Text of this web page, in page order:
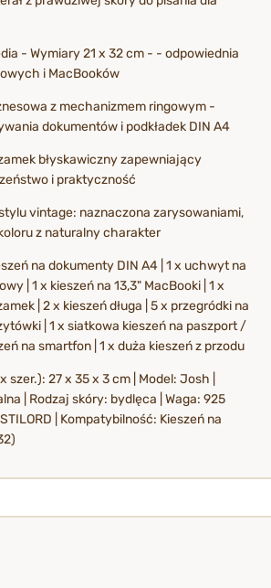
- Wymiary 21 x 32 cm - - odpowiednia
i MacBooków
z mechanizmem ringowym -
dokumentów i podkładek DIN A4
błyskawiczny zapewniający
i praktyczność
vintage: naznaczona zarysowaniami,
z naturalny charakter
na dokumenty DIN A4 | 1 x uchwyt na
| 1 x kieszeń na 13,3" MacBooki | 1 x
| 2 x kieszeń długa | 5 x przegródki na
| 1 x siatkowa kieszeń na paszport /
na smartfon | 1 x duża kieszeń z przodu
szer.): 27 x 35 x 3 cm | Model: Josh |
| Rodzaj skóry: bydlęca | Waga: 925
| Kompatybilność: Kieszeń na